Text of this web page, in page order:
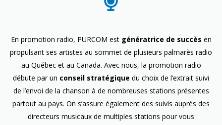
En promotion radio, PURCOM est génératrice de succès en
propulsant ses artistes au sommet de plusieurs palmarès radio
au Québec et au Canada. Avec nous, la promotion radio
débute par un conseil stratégique du choix de l’extrait suivi
de l’envoi de la chanson à de nombreuses stations présentes
partout au pays. On s’assure également des suivis auprès des
directeurs musicaux de multiples stations pour vous